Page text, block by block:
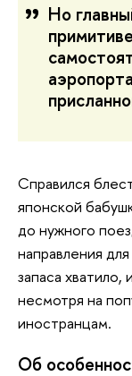
Но
Справился
японской
до нужного
направления
запаса хватило,
несмотря на
иностранцам.
Об